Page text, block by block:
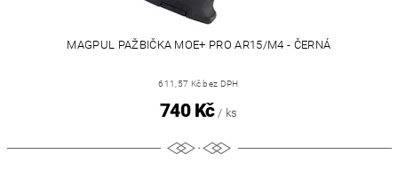
MAGPUL PAŽBIČKA MOE+ PRO AR15/M4 - ČERNÁ
611,57 Kč bez DPH
740 Kč / ks